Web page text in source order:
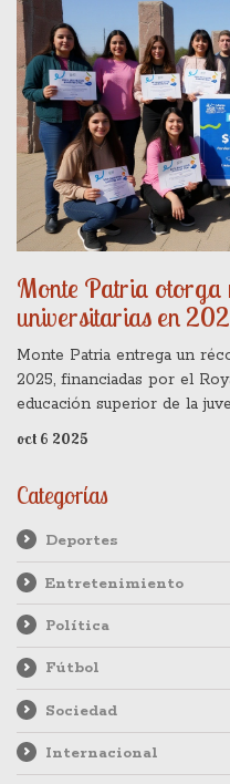
Monte Patria otorga
universitarias en
Monte Patria entrega un
2025, financiadas por el
educación superior de la
oct 6 2025
Categorías
Deportes
Entretenimiento
Política
Fútbol
Sociedad
Internacional